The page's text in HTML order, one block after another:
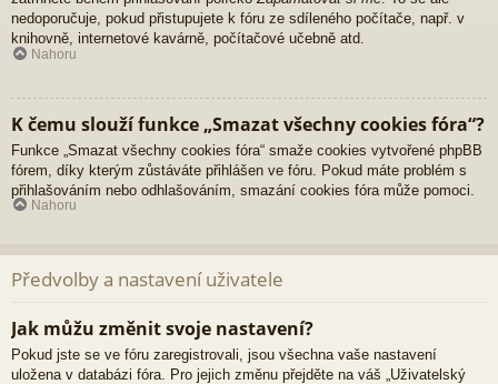
nedoporučuje, pokud přistupujete k fóru ze sdíleného počítače, např. v
knihovně, internetové kavárně, počítačové učebně atd.
Nahoru
K čemu slouží funkce „Smazat všechny cookies fóra“?
Funkce „Smazat všechny cookies fóra“ smaže cookies vytvořené phpBB
fórem, díky kterým zůstáváte přihlášen ve fóru. Pokud máte problém s
přihlašováním nebo odhlašováním, smazání cookies fóra může pomoci.
Nahoru
Předvolby a nastavení uživatele
Jak můžu změnit svoje nastavení?
Pokud jste se ve fóru zaregistrovali, jsou všechna vaše nastavení
uložena v databázi fóra. Pro jejich změnu přejděte na váš „Uživatelský